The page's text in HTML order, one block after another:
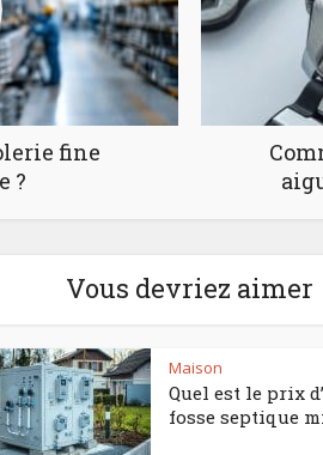
fine
?
Vous devriez aimer
Maison
Quel est le prix
fosse septique